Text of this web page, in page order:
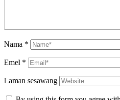
Nama *
Emel *
Laman sesawang